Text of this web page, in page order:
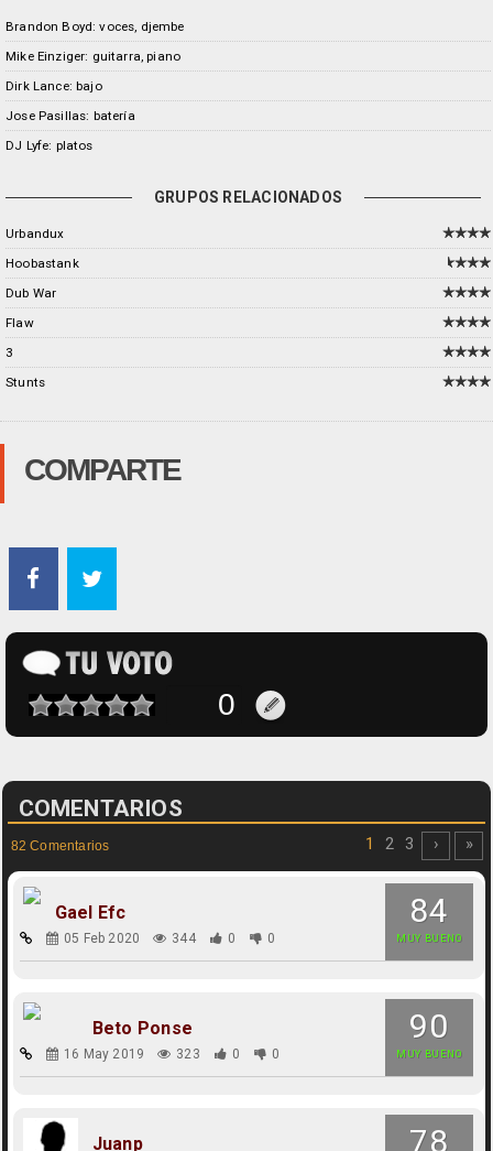
Brandon Boyd: voces, djembe
Mike Einziger: guitarra, piano
Dirk Lance: bajo
Jose Pasillas: batería
DJ Lyfe: platos
GRUPOS RELACIONADOS
Urbandux
Hoobastank
Dub War
Flaw
3
Stunts
COMPARTE
COMENTARIOS
82 Comentarios 1 2 3 › »
84
MUY BUENO
Gael Efc
05 Feb 2020 344 0 0
90
MUY BUENO
Beto Ponse
16 May 2019 323 0 0
78
Juanp